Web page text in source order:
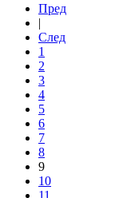
Пред
|
След
1
2
3
4
5
6
7
8
9
10
11